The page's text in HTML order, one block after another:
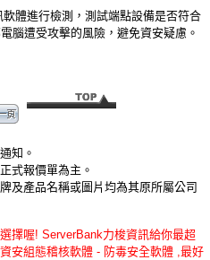
體進行檢測，測試端點設備是否符合
腦遭受攻擊的風險，避免資安疑慮。
知。
式報價單為主。
及產品名稱或圖片均為其原所屬公司
擇喔! ServerBank力梭資訊給你最超
安組態稽核軟體 - 防毒安全軟體 ,最好